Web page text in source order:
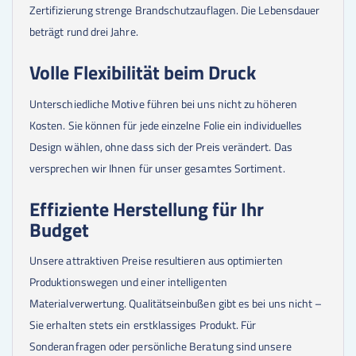
Zertifizierung strenge Brandschutzauflagen. Die Lebensdauer
beträgt rund drei Jahre.
Volle Flexibilität beim Druck
Unterschiedliche Motive führen bei uns nicht zu höheren
Kosten. Sie können für jede einzelne Folie ein individuelles
Design wählen, ohne dass sich der Preis verändert. Das
versprechen wir Ihnen für unser gesamtes Sortiment.
Effiziente Herstellung für Ihr
Budget
Unsere attraktiven Preise resultieren aus optimierten
Produktionswegen und einer intelligenten
Materialverwertung. Qualitätseinbußen gibt es bei uns nicht –
Sie erhalten stets ein erstklassiges Produkt. Für
Sonderanfragen oder persönliche Beratung sind unsere